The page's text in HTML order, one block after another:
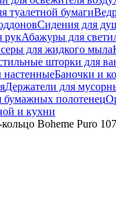
туалетной бумаги
Сидения для
рукАбажуры для
для жидкого мыла
шторки для
настенныеБаночки и
Держатели для
бумажных полотенец
и кухни
Boheme Puro